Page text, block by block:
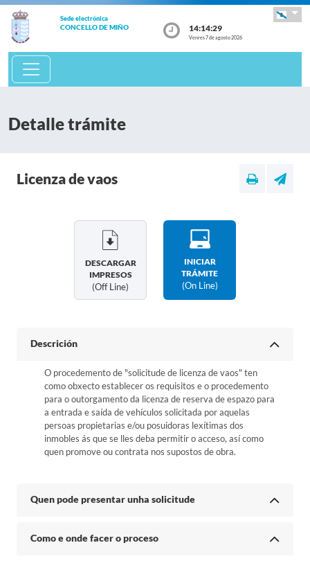
Sede electrónica
CONCELLO DE MIÑO 14:14:29
Venres 7 de agosto 2026
Detalle trámite
Licenza de vaos
DESCARGAR
IMPRESOS
(off Line)
INICIAR
TRÁMITE
(on Line)
Descrición
O procedemento de "solicitude de licenza de vaos" ten
como obxecto establecer os requisitos e o procedemento
para o outorgamento da licenza de reserva de espazo para
a entrada e saída de vehículos solicitada por aquelas
persoas propietarias e/ou posuidoras lexítimas dos
inmobles ás que se lles deba permitir o acceso, así como
quen promove ou contrata nos supostos de obra.
Quen pode presentar unha solicitude
Como e onde facer o proceso